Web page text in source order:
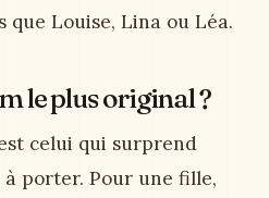
que Louise, Lina ou Léa.
le plus original ?
celui qui surprend
porter. Pour une fille,